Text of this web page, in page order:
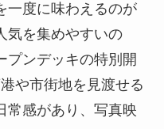
一度に味わえるのが
気を集めやすいの
プンデッキの特別開
や市街地を見渡せる
常感があり、写真映